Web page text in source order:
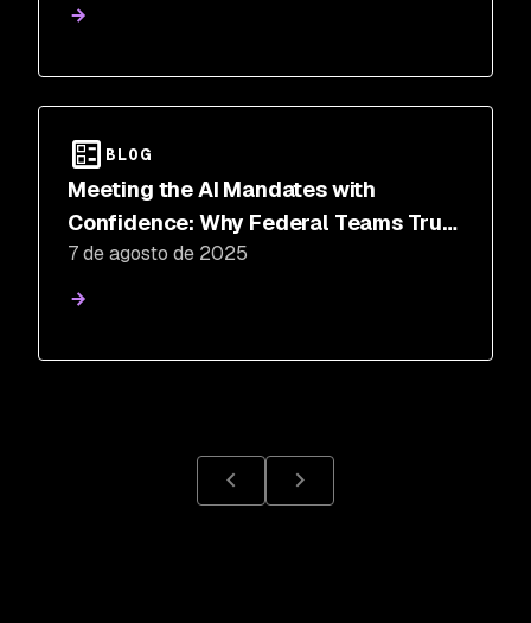
BLOG
Meeting the AI Mandates with
Confidence: Why Federal Teams Trust
Snyk
7 de agosto de 2025